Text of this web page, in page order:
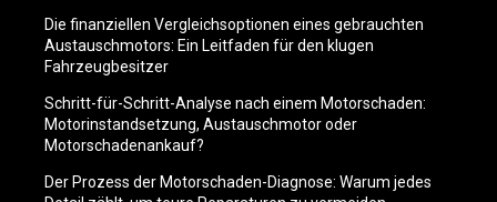
Die finanziellen Vergleichsoptionen eines gebrauchten
Austauschmotors: Ein Leitfaden für den klugen
Fahrzeugbesitzer
Schritt-für-Schritt-Analyse nach einem Motorschaden:
Motorinstandsetzung, Austauschmotor oder
Motorschadenankauf?
Der Prozess der Motorschaden-Diagnose: Warum jedes